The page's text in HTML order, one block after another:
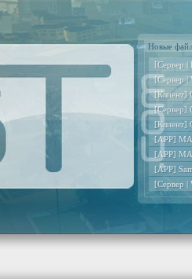
Новые
[Сервер |
[Сервер |
[Клиент]
[Сервер]
[Клиент]
[APP]
[APP]
[APP]
[Сервер |